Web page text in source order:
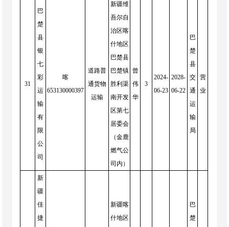
31
巴
楚
县
银
七
彩
运
输
有
限
公
司
喀
653130000397
道路普
通货物
运输
新疆维
吾尔自
治区喀
什地区
巴楚县
巴楚镇
胜利渠
南开发
区第七
居委会
（金鹿
燃气公
司内）
曾
伟
华
3
2024-
06-23
2028-
06-22
巴
楚
县
交
通
运
输
局
营
业
新
疆
佳
捷
新疆喀
什地区
巴
楚